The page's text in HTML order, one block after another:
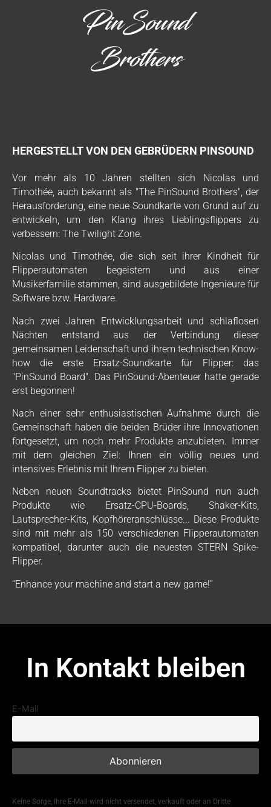
HERGESTELLT VON DEN GEBRÜDERN PINSOUND
Vor mehr als 10 Jahren stellten sich Nicolas und
Timothée, auch bekannt als "The PinSound Brothers", der
Herausforderung, eine neue Soundkarte von Grund auf zu
entwickeln, um den Klang ihres Lieblingsflippers zu
verbessern: The Twilight Zone.
Nicolas und Timothée, die sich seit ihrer Kindheit für
Flipperautomaten begeistern und aus einer
Musikerfamilie stammen, sind ausgebildete Ingenieure für
Software bzw. Hardware.
Nach zwei Jahren Entwicklungsarbeit und schlaflosen
Nächten entstand aus der Verbindung dieser
gemeinsamen Leidenschaft und ihrem technischen Know-
how die erste Ersatz-Soundkarte für Flipper: das
"PinSound Board". Das PinSound-Abenteuer hatte gerade
erst begonnen!
Nach einer sehr enthusiastischen Aufnahme durch die
Gemeinschaft haben die beiden Brüder ihre Innovationen
fortgesetzt, um noch mehr Produkte anzubieten. Immer
mit dem gleichen Ziel: Ihnen ein völlig neues und
intensives Erlebnis mit Ihrem Flipper zu bieten.
Neben neuen Soundtracks bietet PinSound nun auch
Produkte wie Ersatz-CPU-Boards, Shaker-Kits,
Lautsprecher-Kits, Kopfhöreranschlüsse... Diese Produkte
sind mit mehr als 150 verschiedenen Flipperautomaten
kompatibel, darunter auch die neuesten STERN Spike-
Flipper.
“Enhance your machine and start a new game!”
In Kontakt bleiben
E-Mail
Keine Sorge, Ihre E-Mail wird nicht versendet, verkauft oder an Dritte